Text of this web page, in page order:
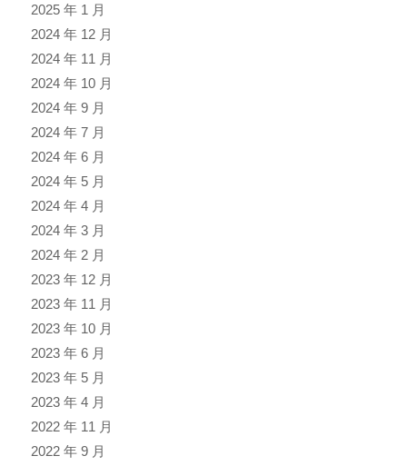
2025 年 1 月
2024 年 12 月
2024 年 11 月
2024 年 10 月
2024 年 9 月
2024 年 7 月
2024 年 6 月
2024 年 5 月
2024 年 4 月
2024 年 3 月
2024 年 2 月
2023 年 12 月
2023 年 11 月
2023 年 10 月
2023 年 6 月
2023 年 5 月
2023 年 4 月
2022 年 11 月
2022 年 9 月